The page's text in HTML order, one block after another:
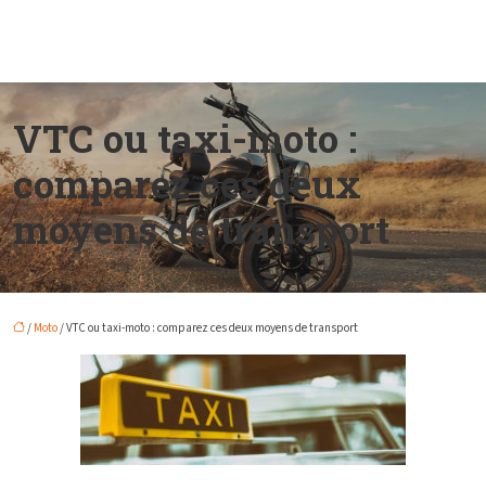
VTC ou taxi-moto :
comparez ces deux
moyens de transport
/ Moto/ VTC ou taxi-moto : comparez ces deux moyens de transport